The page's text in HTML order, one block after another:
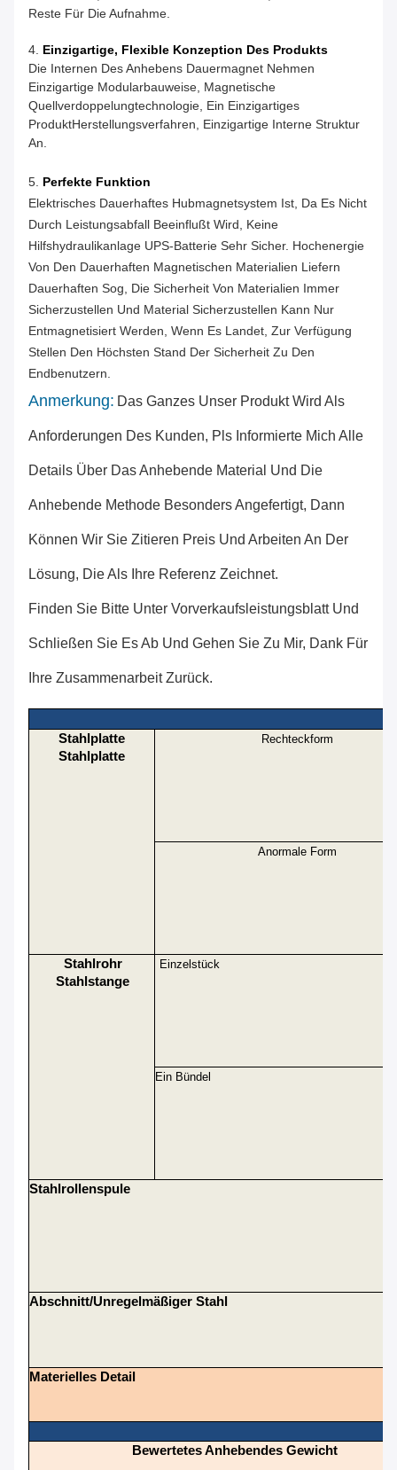
Reste Für Die Aufnahme.
4. Einzigartige, Flexible Konzeption Des Produkts
Die Internen Des Anhebens Dauermagnet Nehmen
Einzigartige Modularbauweise, Magnetische
Quellverdoppelungtechnologie, Ein Einzigartiges
ProduktHerstellungsverfahren, Einzigartige Interne Struktur
An.
5. Perfekte Funktion
Elektrisches Dauerhaftes Hubmagnetsystem Ist, Da Es Nicht
Durch Leistungsabfall Beeinflußt Wird, Keine
Hilfshydraulikanlage UPS-Batterie Sehr Sicher. Hochenergie
Von Den Dauerhaften Magnetischen Materialien Liefern
Dauerhaften Sog, Die Sicherheit Von Materialien Immer
Sicherzustellen Und Material Sicherzustellen Kann Nur
Entmagnetisiert Werden, Wenn Es Landet, Zur Verfügung
Stellen Den Höchsten Stand Der Sicherheit Zu Den
Endbenutzern.
Anmerkung: Das Ganzes Unser Produkt Wird Als
Anforderungen Des Kunden, Pls Informierte Mich Alle
Details Über Das Anhebende Material Und Die
Anhebende Methode Besonders Angefertigt, Dann
Können Wir Sie Zitieren Preis Und Arbeiten An Der
Lösung, Die Als Ihre Referenz Zeichnet.
Finden Sie Bitte Unter Vorverkaufsleistungsblatt Und
Schließen Sie Es Ab Und Gehen Sie Zu Mir, Dank Für
Ihre Zusammenarbeit Zurück.
Stahlplatte
Stahlplatte
Rechteckform
Anormale Form
Stahlrohr
Stahlstange
Einzelstück
Ein Bündel
Stahlrollenspule
Abschnitt/unregelmäßiger Stahl
Materielles Detail
Bewertetes Anhebendes Gewicht